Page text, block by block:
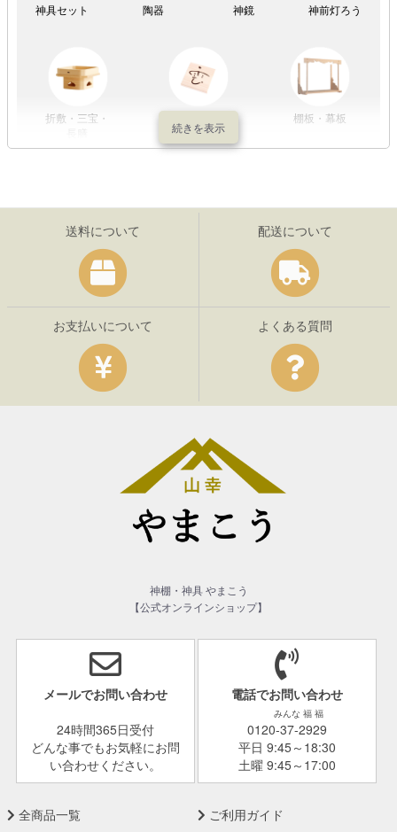
神具セット 陶器 神鏡 神前灯ろう
折敷・三宝・
棚板・幕板
送料について 配送について
お支払いについて よくある質問
神棚・神具 やまこう
【公式オンラインショップ】
メールでお問い合わせ
24時間365日受付
どんな事でもお気軽にお問
い合わせください。
電話でお問い合わせ
みんな 福 福
0120-37-2929
平日 9:45～18:30
土曜 9:45～17:00
全商品一覧
ご利用ガイド